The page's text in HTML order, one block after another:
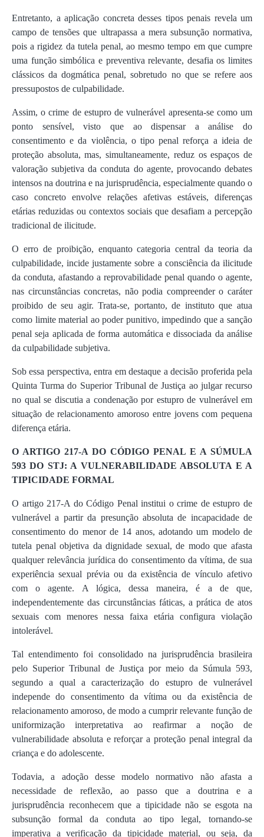
Entretanto, a aplicação concreta desses tipos penais revela um
campo de tensões que ultrapassa a mera subsunção normativa,
pois a rigidez da tutela penal, ao mesmo tempo em que cumpre
uma função simbólica e preventiva relevante, desafia os limites
clássicos da dogmática penal, sobretudo no que se refere aos
pressupostos de culpabilidade.
Assim, o crime de estupro de vulnerável apresenta-se como um
ponto sensível, visto que ao dispensar a análise do
consentimento e da violência, o tipo penal reforça a ideia de
proteção absoluta, mas, simultaneamente, reduz os espaços de
valoração subjetiva da conduta do agente, provocando debates
intensos na doutrina e na jurisprudência, especialmente quando o
caso concreto envolve relações afetivas estáveis, diferenças
etárias reduzidas ou contextos sociais que desafiam a percepção
tradicional de ilicitude.
O erro de proibição, enquanto categoria central da teoria da
culpabilidade, incide justamente sobre a consciência da ilicitude
da conduta, afastando a reprovabilidade penal quando o agente,
nas circunstâncias concretas, não podia compreender o caráter
proibido de seu agir. Trata-se, portanto, de instituto que atua
como limite material ao poder punitivo, impedindo que a sanção
penal seja aplicada de forma automática e dissociada da análise
da culpabilidade subjetiva.
Sob essa perspectiva, entra em destaque a decisão proferida pela
Quinta Turma do Superior Tribunal de Justiça ao julgar recurso
no qual se discutia a condenação por estupro de vulnerável em
situação de relacionamento amoroso entre jovens com pequena
diferença etária.
O ARTIGO 217-A DO CÓDIGO PENAL E A SÚMULA
593 DO STJ: A VULNERABILIDADE ABSOLUTA E A
TIPICIDADE FORMAL
O artigo 217-A do Código Penal institui o crime de estupro de
vulnerável a partir da presunção absoluta de incapacidade de
consentimento do menor de 14 anos, adotando um modelo de
tutela penal objetiva da dignidade sexual, de modo que afasta
qualquer relevância jurídica do consentimento da vítima, de sua
experiência sexual prévia ou da existência de vínculo afetivo
com o agente. A lógica, dessa maneira, é a de que,
independentemente das circunstâncias fáticas, a prática de atos
sexuais com menores nessa faixa etária configura violação
intolerável.
Tal entendimento foi consolidado na jurisprudência brasileira
pelo Superior Tribunal de Justiça por meio da Súmula 593,
segundo a qual a caracterização do estupro de vulnerável
independe do consentimento da vítima ou da existência de
relacionamento amoroso, de modo a cumprir relevante função de
uniformização interpretativa ao reafirmar a noção de
vulnerabilidade absoluta e reforçar a proteção penal integral da
criança e do adolescente.
Todavia, a adoção desse modelo normativo não afasta a
necessidade de reflexão, ao passo que a doutrina e a
jurisprudência reconhecem que a tipicidade não se esgota na
subsunção formal da conduta ao tipo legal, tornando-se
imperativa a verificação da tipicidade material, ou seja, da